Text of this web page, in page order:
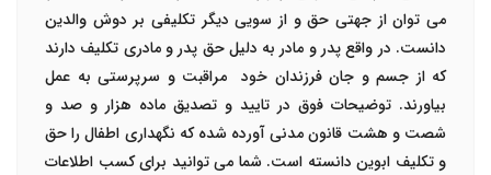
می توان از جهتی حق و از سویی دیگر تکلیفی بر دوش والدین
دانست. در واقع پدر و مادر به دلیل حق پدر و مادری تکلیف دارند
که از جسم و جان فرزندان خود مراقبت و سرپرستی به عمل
بیاورند. توضیحات فوق در تایید و تصدیق ماده هزار و صد و
شصت و هشت قانون مدنی آورده شده که نگهداری اطفال را حق
و تکلیف ابوین دانسته است. شما می توانید برای کسب اطلاعات